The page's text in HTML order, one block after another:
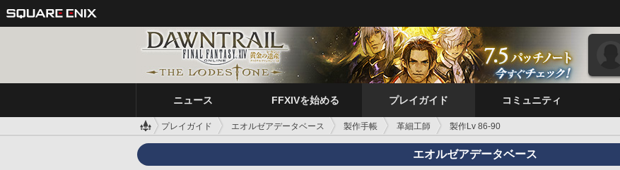
ニュース FFXIVを始める プレイガイド コミュニティ
プレイガイド エオルゼアデータベース 製作手帳 革細工師 製作Lv 86-90
エオルゼアデータベース